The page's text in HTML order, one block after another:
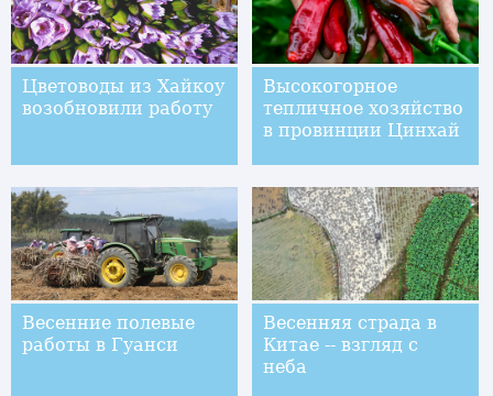
Цветоводы из Хайкоу
возобновили работу
Высокогорное
тепличное хозяйство
в провинции Цинхай
Весенние полевые
работы в Гуанси
Весенняя страда в
Китае -- взгляд с
неба